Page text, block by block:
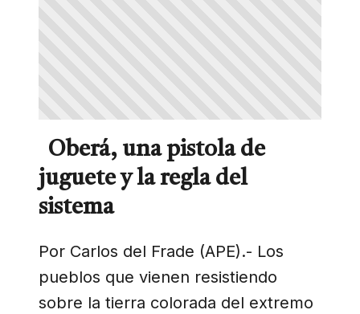
Oberá, una pistola de
juguete y la regla del
sistema
Por Carlos del Frade (APE).- Los
pueblos que vienen resistiendo
sobre la tierra colorada del extremo